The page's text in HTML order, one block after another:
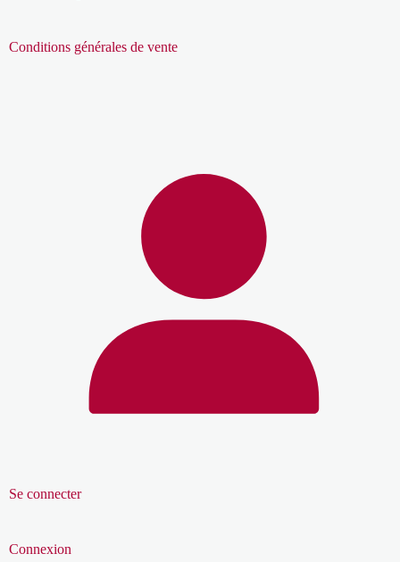
Conditions générales de vente
Se connecter
Connexion